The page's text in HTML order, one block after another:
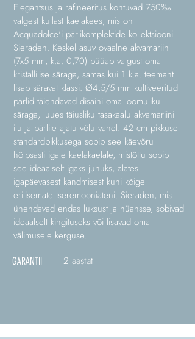
Elegantsus ja rafineeritus kohtuvad 750‰
valgest kullast kaelakees, mis on
Acquadolce'i pärlikomplektide kollektsiooni
Sieraden. Keskel asuv ovaalne akvamariin
(7x5 mm, k.a. 0,70) püüab valgust oma
kristallilise säraga, samas kui 1 k.a. teemant
lisab säravat klassi. Ø4,5/5 mm kultiveeritud
pärlid täiendavad disaini oma loomuliku
säraga, luues täiusliku tasakaalu akvamariini
ilu ja pärlite ajatu võlu vahel. 42 cm pikkuse
standardpikkusega sobib see käevõru
hõlpsasti igale kaelakaelale, mistõttu sobib
see ideaalselt igaks juhuks, alates
igapäevasest kandmisest kuni kõige
erilisemate tseremooniateni. Sieraden, mis
ühendavad endas luksust ja nüansse, sobivad
ideaalselt kingituseks või lisavad oma
välimusele kerguse.
GARANTII 2 aastat